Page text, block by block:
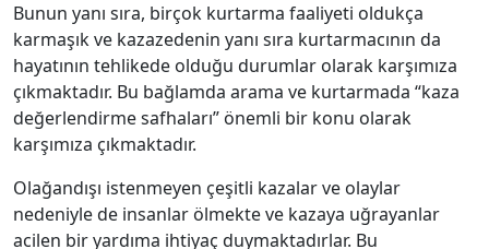
Bunun yanı sıra, birçok kurtarma faaliyeti oldukça
karmaşık ve kazazedenin yanı sıra kurtarmacının da
hayatının tehlikede olduğu durumlar olarak karşımıza
çıkmaktadır. Bu bağlamda arama ve kurtarmada “kaza
değerlendirme safhaları” önemli bir konu olarak
karşımıza çıkmaktadır.
Olağandışı istenmeyen çeşitli kazalar ve olaylar
nedeniyle de insanlar ölmekte ve kazaya uğrayanlar
acilen bir yardıma ihtiyaç duymaktadırlar. Bu